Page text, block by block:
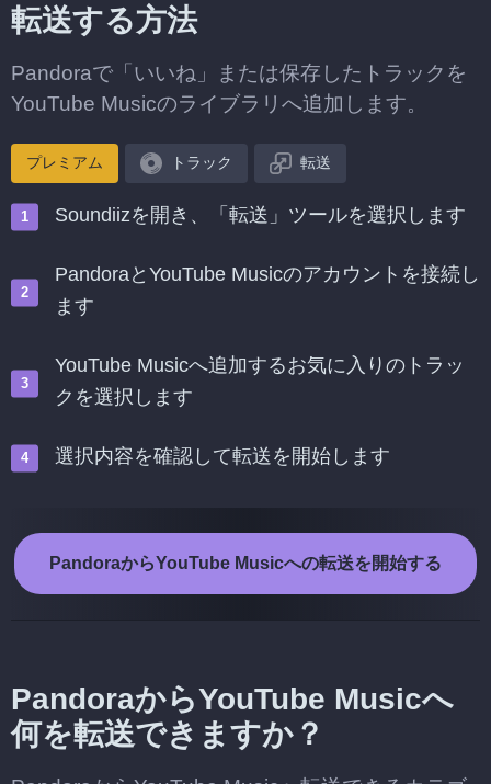
転送する方法
Pandoraで「いいね」または保存したトラックを
YouTube Musicのライブラリへ追加します。
プレミアム トラック 転送
Soundiizを開き、「転送」ツールを選択します
PandoraとYouTube Musicのアカウントを接続し
ます
YouTube Musicへ追加するお気に入りのトラッ
クを選択します
選択内容を確認して転送を開始します
PandoraからYouTube Musicへの転送を開始する
PandoraからYouTube Musicへ
何を転送できますか？